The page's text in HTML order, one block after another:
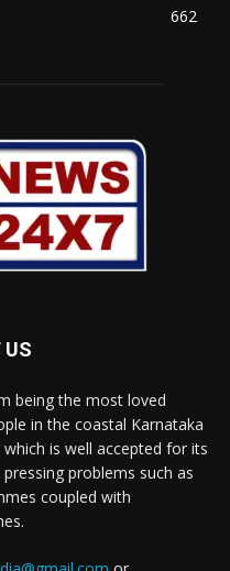
662
US
being the most loved
in the coastal Karnataka
is well accepted for its
problems such as
coupled with